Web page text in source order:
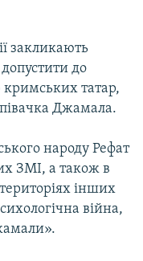
закликають
до
кримських татар,
Джамала.
народу Рефат
ЗМІ, а також в
інших
війна,